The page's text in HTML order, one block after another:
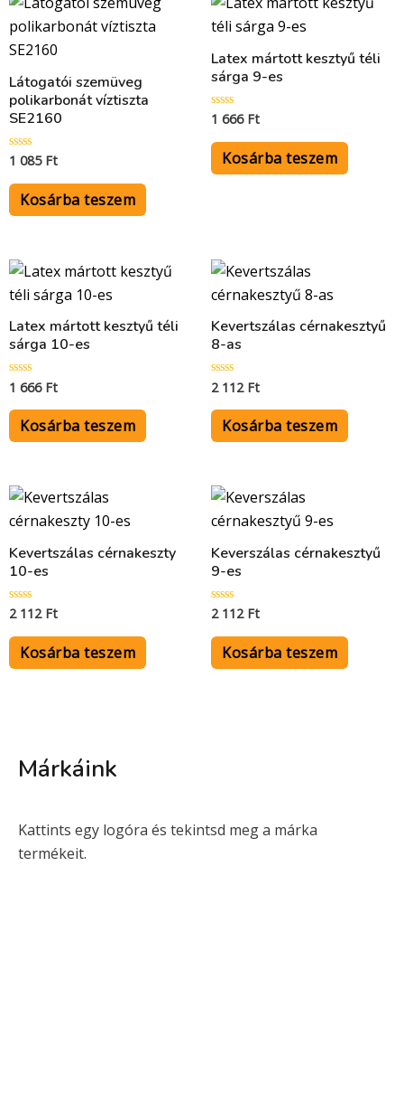
Látogatói szemüveg
polikarbonát víztiszta
SE2160
Értékelés:
/
1 085 Ft
Kosárba teszem
Latex mártott kesztyű téli
sárga 9-es
Értékelés:
/
1 666 Ft
Kosárba teszem
Latex mártott kesztyű téli
sárga 10-es
Értékelés:
/
1 666 Ft
Kosárba teszem
Kevertszálas cérnakesztyű
8-as
Értékelés:
/
2 112 Ft
Kosárba teszem
Kevertszálas cérnakeszty
10-es
Értékelés:
/
2 112 Ft
Kosárba teszem
Keverszálas cérnakesztyű
9-es
Értékelés:
/
2 112 Ft
Kosárba teszem
Márkáink
Kattints egy logóra és tekintsd meg a márka
termékeit.